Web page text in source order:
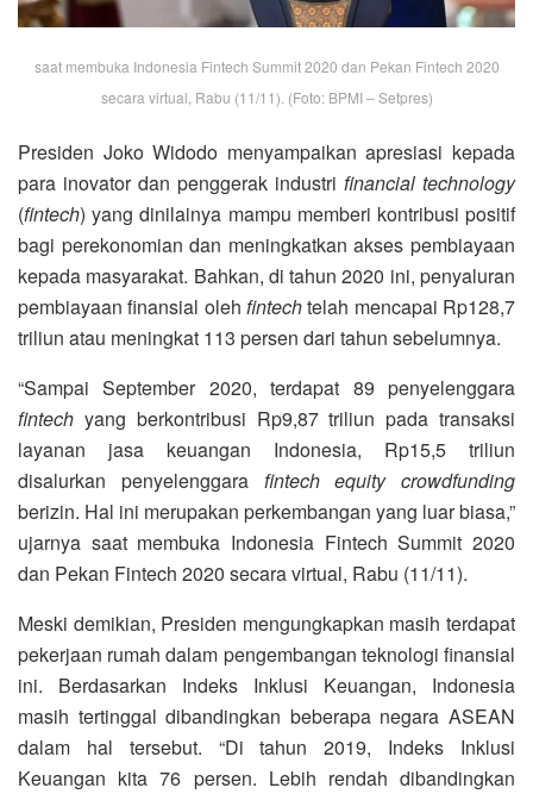
saat membuka Indonesia Fintech Summit 2020 dan Pekan Fintech 2020
secara virtual, Rabu (11/11). (Foto: BPMI – Setpres)
Presiden Joko Widodo menyampaikan apresiasi kepada
para inovator dan penggerak industri financial technology
(fintech) yang dinilainya mampu memberi kontribusi positif
bagi perekonomian dan meningkatkan akses pembiayaan
kepada masyarakat. Bahkan, di tahun 2020 ini, penyaluran
pembiayaan finansial oleh fintechtelah mencapai Rp128,7
triliun atau meningkat 113 persen dari tahun sebelumnya.
“Sampai September 2020, terdapat 89 penyelenggara
fintech yang berkontribusi Rp9,87 triliun pada transaksi
layanan jasa keuangan Indonesia, Rp15,5 triliun
disalurkan penyelenggara fintech equity crowdfunding
berizin. Hal ini merupakan perkembangan yang luar biasa,”
ujarnya saat membuka Indonesia Fintech Summit 2020
dan Pekan Fintech 2020 secara virtual, Rabu (11/11).
Meski demikian, Presiden mengungkapkan masih terdapat
pekerjaan rumah dalam pengembangan teknologi finansial
ini. Berdasarkan Indeks Inklusi Keuangan, Indonesia
masih tertinggal dibandingkan beberapa negara ASEAN
dalam hal tersebut. “Di tahun 2019, Indeks Inklusi
Keuangan kita 76 persen. Lebih rendah dibandingkan